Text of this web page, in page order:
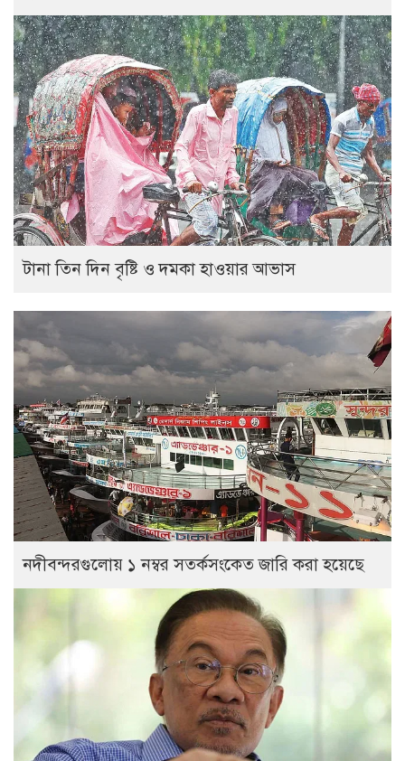
টানা তিন দিন বৃষ্টি ও দমকা হাওয়ার আভাস
নদীবন্দরগুলোয় ১ নম্বর সতর্কসংকেত জারি করা হয়েছে